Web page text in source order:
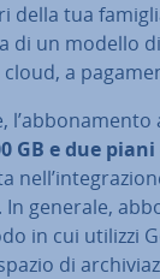
della tua
di un modello
a
GB e due
In generale,
in cui utilizzi
di